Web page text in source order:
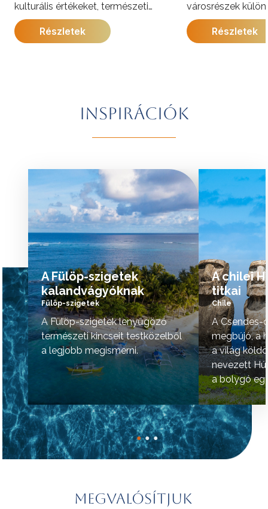
kulturális értékeket, természeti
kincseket, világhírű strandokat, a
szambát és a bossanovát, izgalmas
További érdekességekért Brazíliáról
A programok sorrendje az indulási
Részletek
városrészek
kínálja. A program
megismerkedhet
természeti
vidék hangulata is
Részletek
Inspirációk
A Fülöp-szigetek
kalandvágyóknak
Fülöp-szigetek
A Fülöp-szigetek lenyűgöző
természeti kincseit testközelből
a legjobb megismerni.
A chilei
titkai
Chile
A Csendes-
megbújó, a
a világ
nevezett
a bolygó
helyének
tovább »
● ● ●
Megvalósítjuk